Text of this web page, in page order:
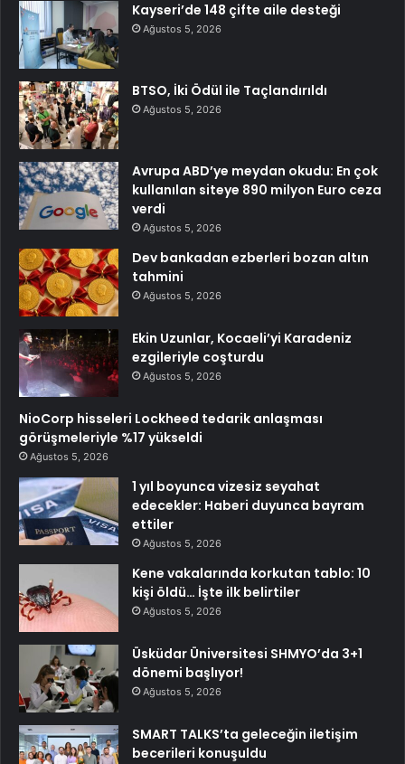
Kayseri’de 148 çifte aile desteği
Ağustos 5, 2026
BTSO, İki Ödül ile Taçlandırıldı
Ağustos 5, 2026
Avrupa ABD’ye meydan okudu: En çok
kullanılan siteye 890 milyon Euro ceza
verdi
Ağustos 5, 2026
Dev bankadan ezberleri bozan altın
tahmini
Ağustos 5, 2026
Ekin Uzunlar, Kocaeli’yi Karadeniz
ezgileriyle coşturdu
Ağustos 5, 2026
NioCorp hisseleri Lockheed tedarik anlaşması
görüşmeleriyle %17 yükseldi
Ağustos 5, 2026
1 yıl boyunca vizesiz seyahat
edecekler: Haberi duyunca bayram
ettiler
Ağustos 5, 2026
Kene vakalarında korkutan tablo: 10
kişi öldü… İşte ilk belirtiler
Ağustos 5, 2026
Üsküdar Üniversitesi SHMYO’da 3+1
dönemi başlıyor!
Ağustos 5, 2026
SMART TALKS’ta geleceğin iletişim
becerileri konuşuldu